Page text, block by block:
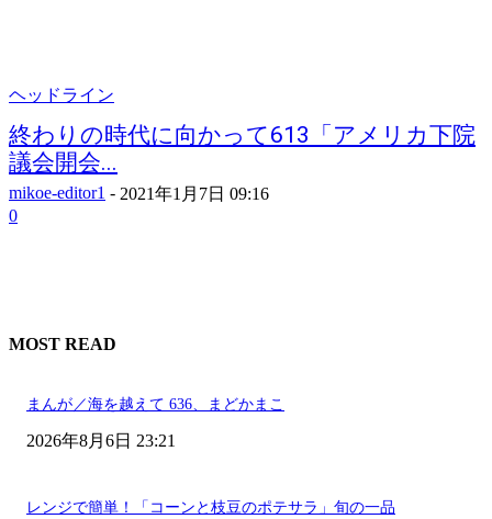
ヘッドライン
終わりの時代に向かって613「アメリカ下院
議会開会...
mikoe-editor1 - 2021年1月7日 09:16
0
MOST READ
まんが／海を越えて 636、まどかまこ
2026年8月6日 23:21
レンジで簡単！「コーンと枝豆のポテサラ」旬の一品